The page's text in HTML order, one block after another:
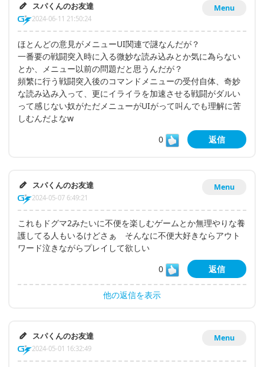
Menu
スパくんのお友達
2024-06-11 21:50:24
ほとんどの意見がメニューUI関連で謎なんだが？
一番要の戦闘突入時に入る微妙な読み込みとか気に為らない
とか、メニュー以前の問題だと思うんだが？
頻繁に行う戦闘突入後のコマンドメニューの受付自体、奇妙
な読み込み入って、更にイライラを加速させる戦闘がダルい
って感じない奴がただメニューがUIがって叫んでも理解に苦
しむんだよなw
0
返信
Menu
スパくんのお友達
2024-05-07 6:49:21
これもドグマ2みたいに不便を楽しむゲームとか無理やりな養
護してる人もいるけどさぁ そんなに不便大好きならアウト
ワード泣きながらプレイして欲しい
0
返信
他の返信を表示
Menu
スパくんのお友達
2024-05-01 16:32:49